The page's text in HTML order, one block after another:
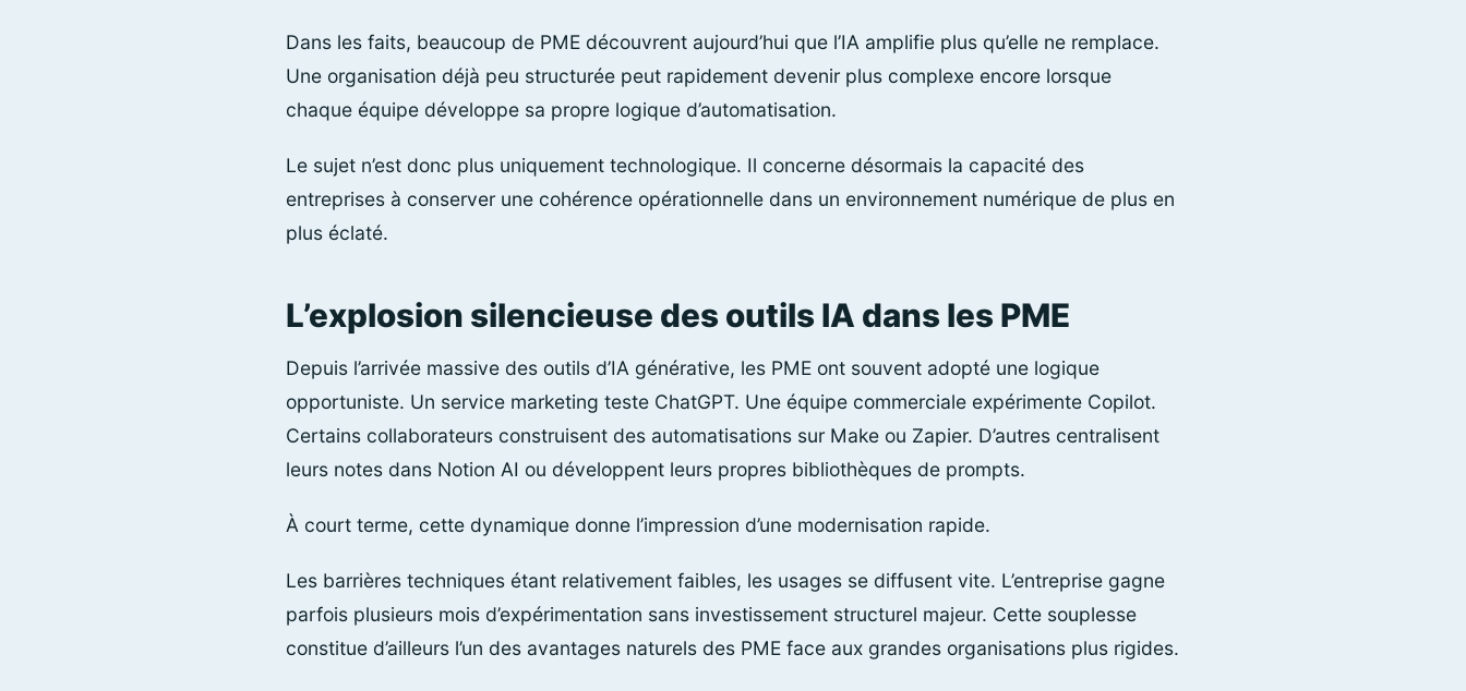
Dans les faits, beaucoup de PME découvrent aujourd’hui que l’IA amplifie plus qu’elle ne remplace.
Une organisation déjà peu structurée peut rapidement devenir plus complexe encore lorsque
chaque équipe développe sa propre logique d’automatisation.
Le sujet n’est donc plus uniquement technologique. Il concerne désormais la capacité des
entreprises à conserver une cohérence opérationnelle dans un environnement numérique de plus en
plus éclaté.
L’explosion silencieuse des outils IA dans les PME
Depuis l’arrivée massive des outils d’IA générative, les PME ont souvent adopté une logique
opportuniste. Un service marketing teste ChatGPT. Une équipe commerciale expérimente Copilot.
Certains collaborateurs construisent des automatisations sur Make ou Zapier. D’autres centralisent
leurs notes dans Notion AI ou développent leurs propres bibliothèques de prompts.
À court terme, cette dynamique donne l’impression d’une modernisation rapide.
Les barrières techniques étant relativement faibles, les usages se diffusent vite. L’entreprise gagne
parfois plusieurs mois d’expérimentation sans investissement structurel majeur. Cette souplesse
constitue d’ailleurs l’un des avantages naturels des PME face aux grandes organisations plus rigides.